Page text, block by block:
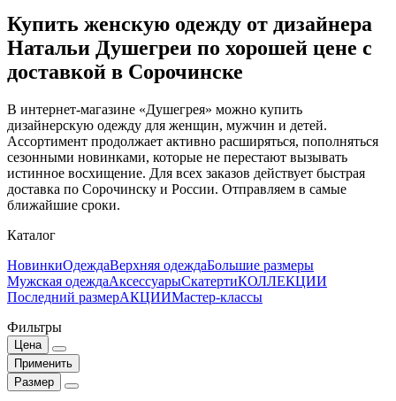
Купить женскую одежду от дизайнера
Натальи Душегреи по хорошей цене с
доставкой в Сорочинске
В интернет-магазине «Душегрея» можно купить
дизайнерскую одежду для женщин, мужчин и детей.
Ассортимент продолжает активно расширяться, пополняться
сезонными новинками, которые не перестают вызывать
истинное восхищение. Для всех заказов действует быстрая
доставка по Сорочинску и России. Отправляем в самые
ближайшие сроки.
Каталог
НовинкиОдеждаВерхняя одеждаБольшие размеры
Мужская одеждаАксессуарыСкатертиКОЛЛЕКЦИИ
Последний размерАКЦИИМастер-классы
Фильтры
Цена
Применить
Размер